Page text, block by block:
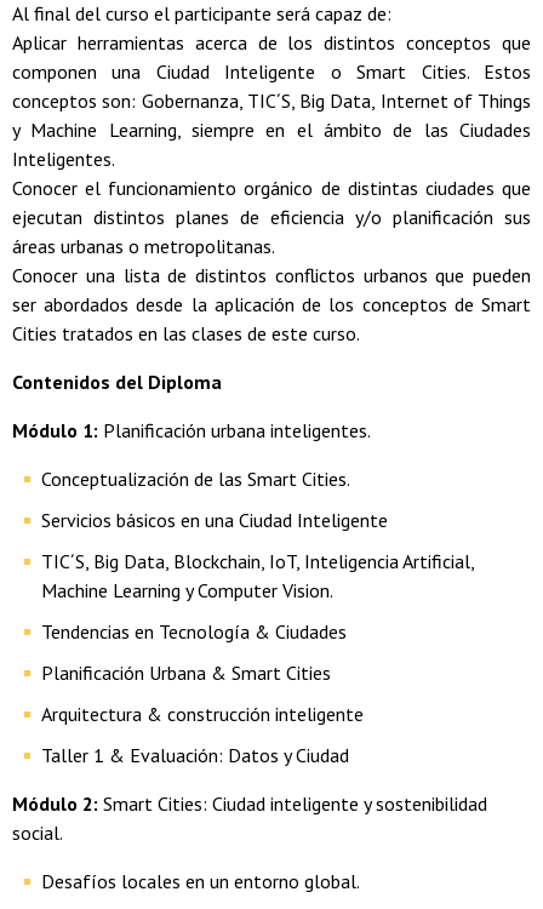
Al final del curso el participante será capaz de:
Aplicar herramientas acerca de los distintos conceptos que
componen una Ciudad Inteligente o Smart Cities. Estos
conceptos son: Gobernanza, TIC´S, Big Data, Internet of Things
y Machine Learning, siempre en el ámbito de las Ciudades
Inteligentes.
Conocer el funcionamiento orgánico de distintas ciudades que
ejecutan distintos planes de eficiencia y/o planificación sus
áreas urbanas o metropolitanas.
Conocer una lista de distintos conflictos urbanos que pueden
ser abordados desde la aplicación de los conceptos de Smart
Cities tratados en las clases de este curso.
Contenidos del Diploma
Módulo 1: Planificación urbana inteligentes.
Conceptualización de las Smart Cities.
Servicios básicos en una Ciudad Inteligente
TIC´S, Big Data, Blockchain, IoT, Inteligencia Artificial,
Machine Learning y Computer Vision.
Tendencias en Tecnología & Ciudades
Planificación Urbana & Smart Cities
Arquitectura & construcción inteligente
Taller 1 & Evaluación: Datos y Ciudad
Módulo 2: Smart Cities: Ciudad inteligente y sostenibilidad
social.
Desafíos locales en un entorno global.